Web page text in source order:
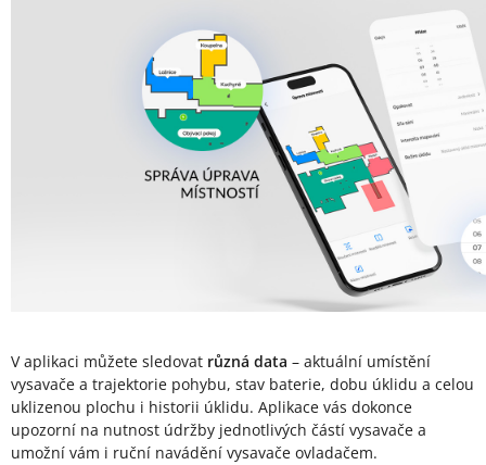
V aplikaci můžete sledovat různá data – aktuální umístění
vysavače a trajektorie pohybu, stav baterie, dobu úklidu a celou
uklizenou plochu i historii úklidu. Aplikace vás dokonce
upozorní na nutnost údržby jednotlivých částí vysavače a
umožní vám i ruční navádění vysavače ovladačem.